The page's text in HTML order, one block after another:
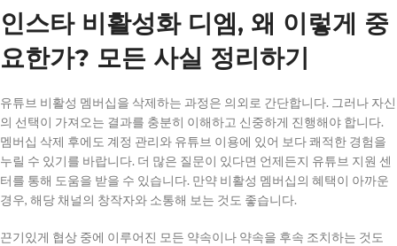
인스타 비활성화 디엠, 왜 이렇게 중
요한가? 모든 사실 정리하기
유튜브 비활성 멤버십을 삭제하는 과정은 의외로 간단합니다. 그러나 자신
의 선택이 가져오는 결과를 충분히 이해하고 신중하게 진행해야 합니다.
멤버십 삭제 후에도 계정 관리와 유튜브 이용에 있어 보다 쾌적한 경험을
누릴 수 있기를 바랍니다. 더 많은 질문이 있다면 언제든지 유튜브 지원 센
터를 통해 도움을 받을 수 있습니다. 만약 비활성 멤버십의 혜택이 아까운
경우, 해당 채널의 창작자와 소통해 보는 것도 좋습니다.
끈기있게 협상 중에 이루어진 모든 약속이나 약속을 후속 조치하는 것도